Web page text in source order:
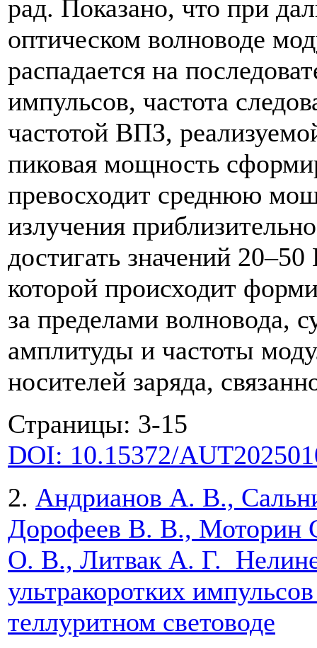
рад. Показано, что при
оптическом волноводе
распадается на
импульсов, частота
частотой ВПЗ,
пиковая мощность
превосходит среднюю
излучения
достигать значений
которой происходит
за пределами волновода,
амплитуды и частоты
носителей заряда,
Страницы: 3-15
DOI: 10.15372/
2. Андрианов А. В.,
Дорофеев В. В., Моторин
О. В., Литвак А. Г.
ультракоротких
теллуритном световоде